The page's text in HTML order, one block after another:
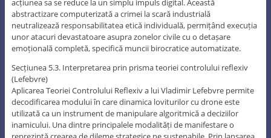
acțiunea sa se reduce la un simplu impuls digital. Această
abstractizare computerizată a crimei la scară industrială
neutralizează responsabilitatea etică individuală, permițând execuția
unor atacuri devastatoare asupra zonelor civile cu o detașare
emoțională completă, specifică muncii birocratice automatizate.
Secțiunea 5.3. Interpretarea prin prisma teoriei controlului reflexiv
(Lefebvre)
Aplicarea Teoriei Controlului Reflexiv a lui Vladimir Lefebvre permite
decodificarea modului în care dinamica loviturilor cu drone este
utilizată ca un instrument de manipulare algoritmică a deciziilor
inamicului. Una dintre principalele modalități de manifestare o